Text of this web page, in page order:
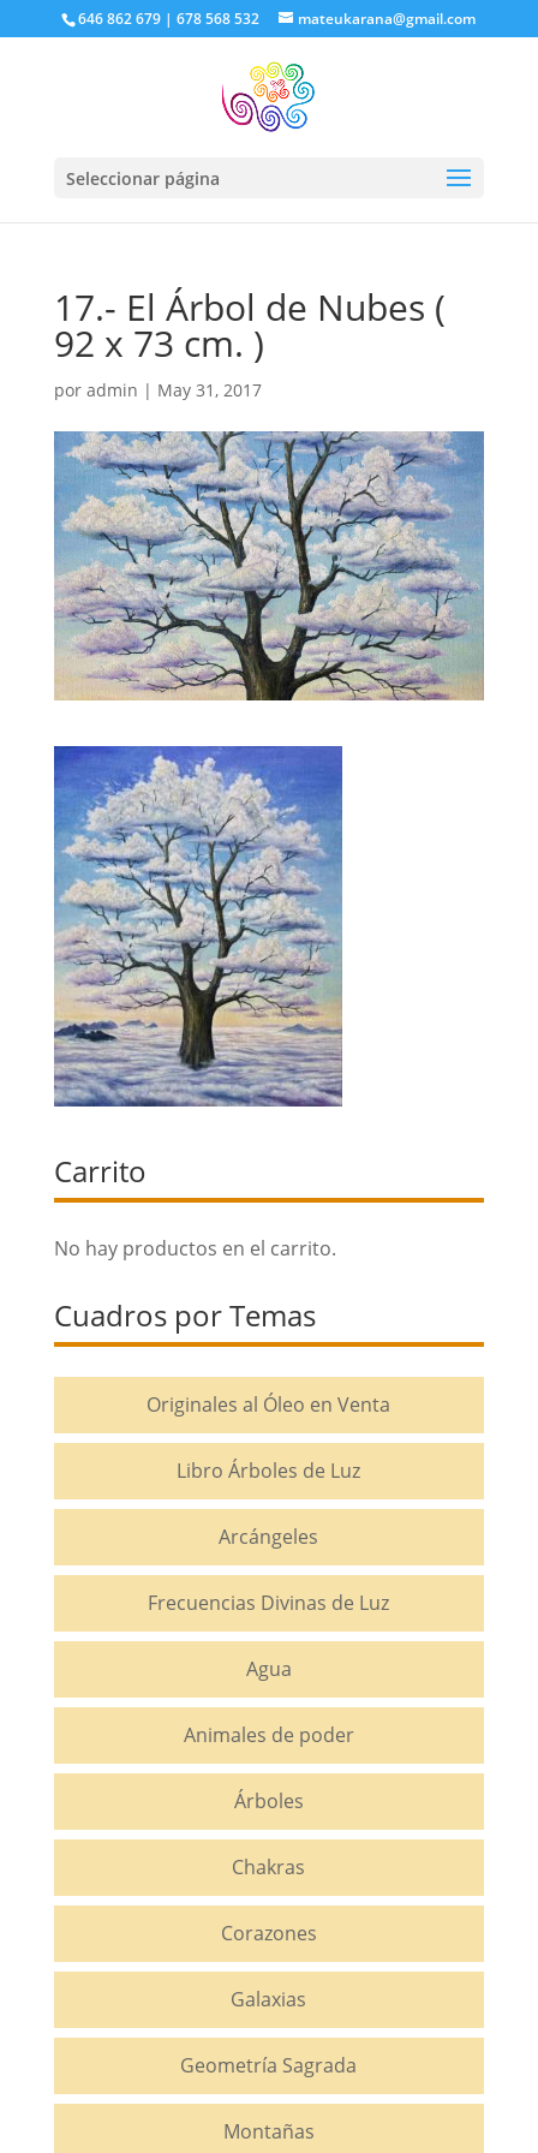
646 862 679 | 678 568 532 mateukarana@gmail.com
Seleccionar página
17.- El Árbol de Nubes (
92 x 73 cm. )
por admin | May 31, 2017
Carrito
No hay productos en el carrito.
Cuadros por Temas
Originales al Óleo en Venta
Libro Árboles de Luz
Arcángeles
Frecuencias Divinas de Luz
Agua
Animales de poder
Árboles
Chakras
Corazones
Galaxias
Geometría Sagrada
Montañas